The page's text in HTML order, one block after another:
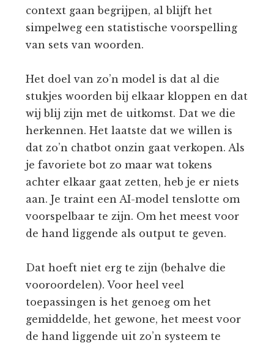
context gaan begrijpen, al blijft het
simpelweg een statistische voorspelling
van sets van woorden.
Het doel van zo’n model is dat al die
stukjes woorden bij elkaar kloppen en dat
wij blij zijn met de uitkomst. Dat we die
herkennen. Het laatste dat we willen is
dat zo’n chatbot onzin gaat verkopen. Als
je favoriete bot zo maar wat tokens
achter elkaar gaat zetten, heb je er niets
aan. Je traint een AI-model tenslotte om
voorspelbaar te zijn. Om het meest voor
de hand liggende als output te geven.
Dat hoeft niet erg te zijn (behalve die
vooroordelen). Voor heel veel
toepassingen is het genoeg om het
gemiddelde, het gewone, het meest voor
de hand liggende uit zo’n systeem te